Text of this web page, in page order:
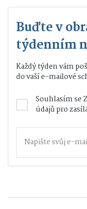
Buďte v
týdenním
Každý týden vám
do vaší e-mailové
Souhlasím se
údajůpro